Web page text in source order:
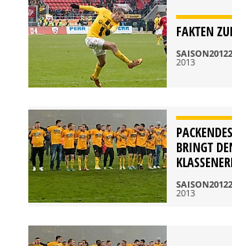
FAKTEN
2013
BRINGT
2013